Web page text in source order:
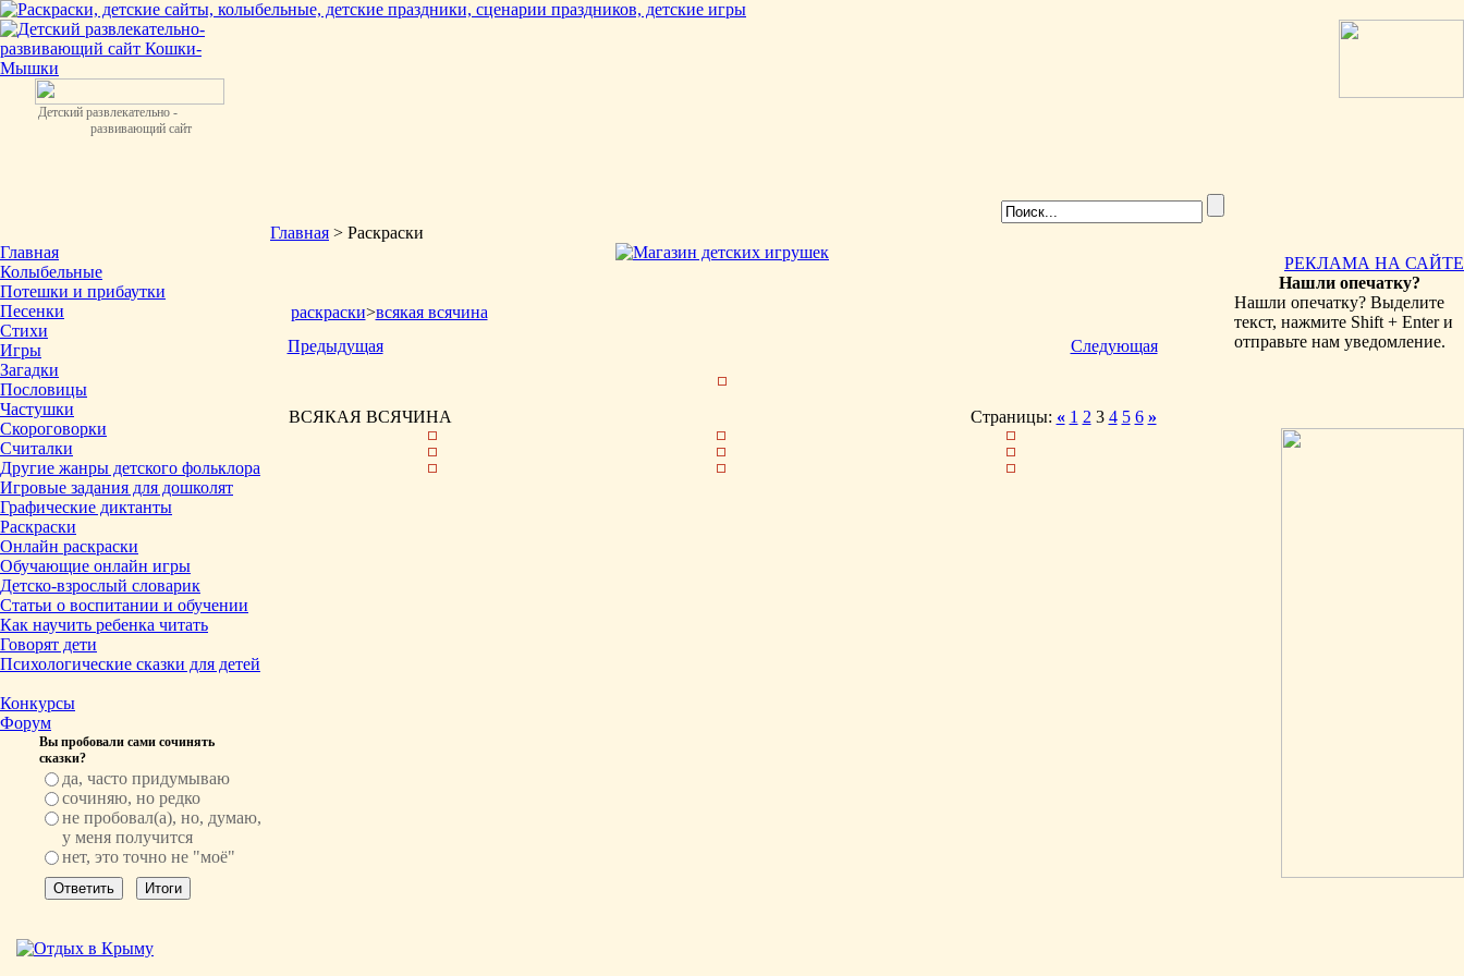
Детский развлекательно -
развивающий сайт
Главная
Колыбельные
Потешки и прибаутки
Песенки
Стихи
Игры
Загадки
Пословицы
Частушки
Скороговорки
Считалки
Другие жанры детского фольклора
Игровые задания для дошколят
Графические диктанты
Раскраски
Онлайн раскраски
Обучающие онлайн игры
Детско-взрослый словарик
Статьи о воспитании и обучении
Как научить ребенка читать
Говорят дети
Психологические сказки для детей
Конкурсы
Форум
Вы пробовали сами сочинять
сказки?
да, часто придумываю
сочиняю, но редко
не пробовал(а), но, думаю,
у меня получится
нет, это точно не "моё"
Главная > Раскраски
раскраски>всякая всячина
Предыдущая
Следующая
ВСЯКАЯ ВСЯЧИНА Страницы: « 1 2 3 4 5 6 »
РЕКЛАМА НА САЙТЕ
Нашли опечатку?
Нашли опечатку? Выделите
текст, нажмите Shift + Enter и
отправьте нам уведомление.